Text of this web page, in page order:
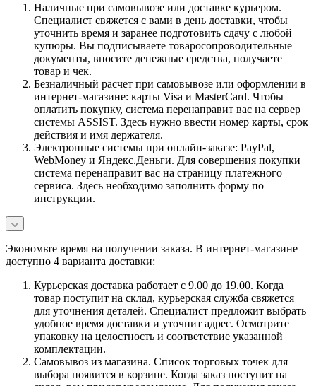
Наличные при самовывозе или доставке курьером.
Специалист свяжется с вами в день доставки, чтобы
уточнить время и заранее подготовить сдачу с любой
купюры. Вы подписываете товаросопроводительные
документы, вносите денежные средства, получаете
товар и чек.
Безналичный расчет при самовывозе или оформлении в
интернет-магазине: карты Visa и MasterCard. Чтобы
оплатить покупку, система перенаправит вас на сервер
системы ASSIST. Здесь нужно ввести номер карты, срок
действия и имя держателя.
Электронные системы при онлайн-заказе: PayPal,
WebMoney и Яндекс.Деньги. Для совершения покупки
система перенаправит вас на страницу платежного
сервиса. Здесь необходимо заполнить форму по
инструкции.
Экономьте время на получении заказа. В интернет-магазине
доступно 4 варианта доставки:
Курьерская доставка работает с 9.00 до 19.00. Когда
товар поступит на склад, курьерская служба свяжется
для уточнения деталей. Специалист предложит выбрать
удобное время доставки и уточнит адрес. Осмотрите
упаковку на целостность и соответствие указанной
комплектации.
Самовывоз из магазина. Список торговых точек для
выбора появится в корзине. Когда заказ поступит на